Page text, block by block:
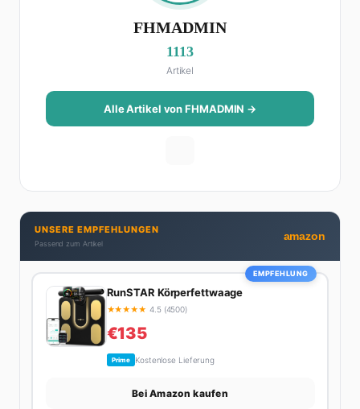
FHMADMIN
1113
Artikel
Alle Artikel von FHMADMIN →
UNSERE EMPFEHLUNGEN
Passend zum Artikel
amazon
EMPFEHLUNG
RunSTAR Körperfettwaage
★★★★★ 4.5 (4500)
€135
Prime Kostenlose Lieferung
Bei Amazon kaufen